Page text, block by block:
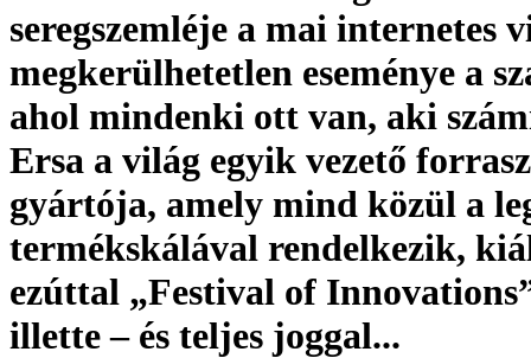
seregszemléje a mai internetes
megkerülhetetlen eseménye a
ahol mindenki ott van, aki
Ersa a világ egyik vezető
gyártója, amely mind közül a
termékskálával rendelkezik,
ezúttal „Festival of
illette – és teljes joggal...